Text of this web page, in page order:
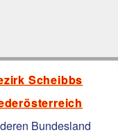
Scheibbs
Bundesland